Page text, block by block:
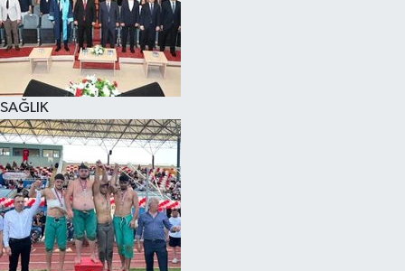
SAĞLIK
KÜLTÜR SANAT
MAGAZİN
SAĞLIK
SİYASET
SPOR
TEKNOLOJİ